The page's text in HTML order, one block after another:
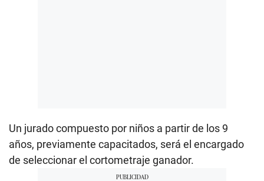
Un jurado compuesto por niños a partir de los 9
años, previamente capacitados, será el encargado
de seleccionar el cortometraje ganador.